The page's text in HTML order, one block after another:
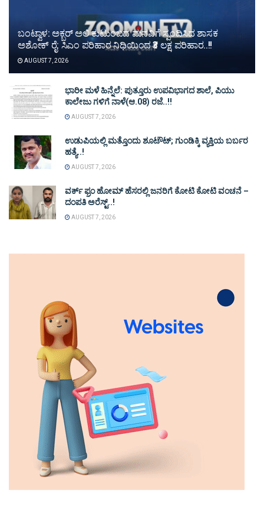
ಬಂಟ್ವಾಳ: ಅಕ್ಬರ್ ಅಲಿ ಕುಟುಂಬದ ಮನವಿಗೆ ಸ್ಪಂದಿಸಿದ ಶಾಸಕ
ಅಶೋಕ್ ರೈ: ಸಿಎಂ ಪರಿಹಾರ ನಿಧಿಯಿಂದ ₹3 ಲಕ್ಷ ಪರಿಹಾರ..!!
AUGUST 7, 2026
ಭಾರೀ ಮಳೆ ಹಿನ್ನೆಲೆ: ಪುತ್ತೂರು ಉಪವಿಭಾಗದ ಶಾಲೆ, ಪಿಯು
ಕಾಲೇಜು ಗಳಿಗೆ ನಾಳೆ(ಆ.08) ರಜೆ..!!
AUGUST 7, 2026
ಉಡುಪಿಯಲ್ಲಿ ಮತ್ತೊಂದು ಶೂಟೌಟ್‌; ಗುಂಡಿಕ್ಕಿ ವ್ಯಕ್ತಿಯ ಬರ್ಬರ
ಹತ್ಯೆ..!
AUGUST 7, 2026
ವರ್ಕ್ ಫ್ರಂ ಹೋಮ್ ಹೆಸರಲ್ಲಿ ಜನರಿಗೆ ಕೋಟಿ ಕೋಟಿ ವಂಚನೆ –
ದಂಪತಿ ಅರೆಸ್ಟ್..!
AUGUST 7, 2026